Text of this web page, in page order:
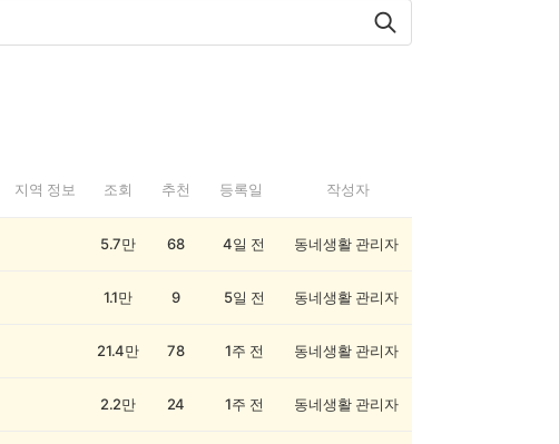
지역 정보 조회 추천 등록일 작성자
5.7만 68 4일 전 동네생활 관리자
1.1만 9 5일 전 동네생활 관리자
21.4만 78 1주 전 동네생활 관리자
2.2만 24 1주 전 동네생활 관리자